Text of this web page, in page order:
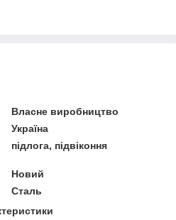
Власне виробництво
Україна
підлога, підвіконня
Новий
Сталь